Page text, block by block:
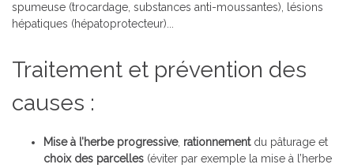
spumeuse (trocardage, substances anti-moussantes), lésions
hépatiques (hépatoprotecteur)...
Traitement et prévention des
causes :
Mise à l’herbe progressive, rationnementdu pâturage et
choix des parcelles (éviter par exemple la mise à l’herbe